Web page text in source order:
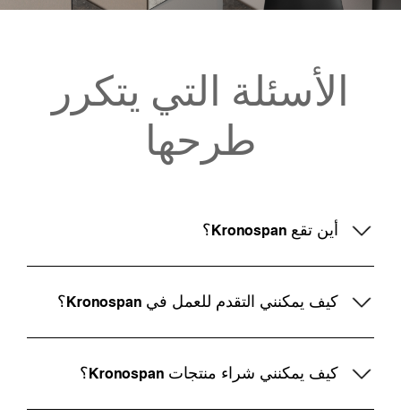
الأسئلة التي يتكرر
طرحها
أين تقع Kronospan؟
كيف يمكنني التقدم للعمل في Kronospan؟
كيف يمكنني شراء منتجات Kronospan؟